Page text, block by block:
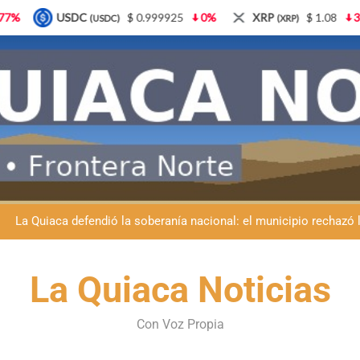
Día del Niño en La Quiaca: el municipio prepara una gran
La Quiaca despide a Luis Barea: el
La Quiaca defendió la soberanía nacional: el municipio rechazó
Luciana Álvarez recibió el Premio San Salvador: La Quiaca celebra
La Quiaca despide a Luis Barea: el
La Quiaca defendió la soberanía nacional: el municipio
La Quiaca Noticias
Con Voz Propia
0% XRP(XRP) $ 1.08 3.87% Solana(SOL) $ 77.18